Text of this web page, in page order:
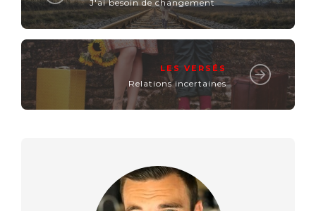
J'ai besoin de changement
LES VERSÉS
Relations incertaines